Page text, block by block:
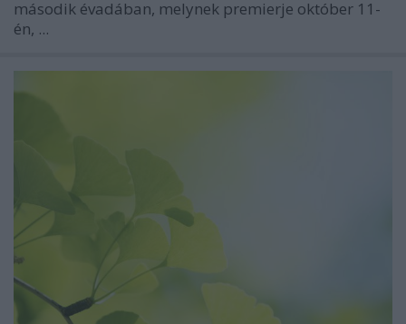
második évadában, melynek premierje október 11-
én, ...